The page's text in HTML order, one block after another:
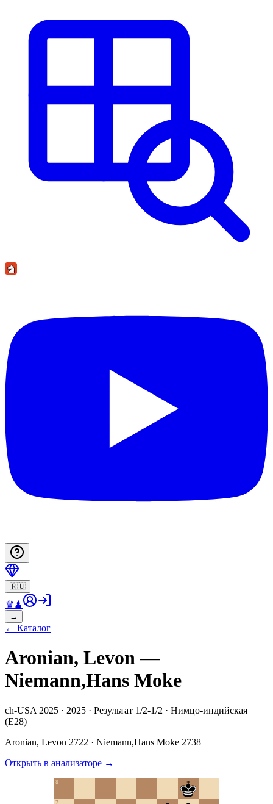
🇷🇺
♛♟
→
← Каталог
Aronian, Levon —
Niemann,Hans Moke
ch-USA 2025 · 2025 · Результат 1/2-1/2 · Нимцо-индийская
(E28)
Aronian, Levon 2722 · Niemann,Hans Moke 2738
Открыть в анализаторе →
7
8